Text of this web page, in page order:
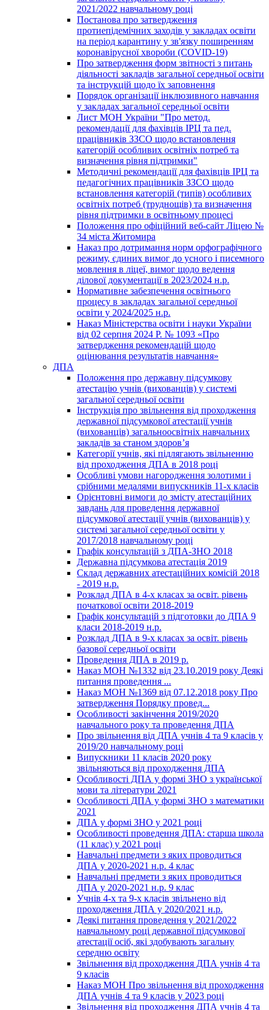
2021/2022 навчальному році
Постанова про затвердження
протиепідемічних заходів у закладах освіти
на період карантину у зв'язку поширенням
коронавірусної хвороби (COVID-19)
Про затвердження форм звітності з питань
діяльності закладів загальної середньої освіти
та інструкцій щодо їх заповнення
Порядок організації інклюзивного навчання
у закладах загальної середньої освіти
Лист МОН України "Про метод.
рекомендації для фахівців ІРЦ та пед.
працівників ЗЗСО щодо встановлення
категорій особливих освітніх потреб та
визначення рівня підтримки"
Методичні рекомендації для фахівців ІРЦ та
педагогічних працівників ЗЗСО щодо
встановлення категорій (типів) особливих
освітніх потреб (труднощів) та визначення
рівня підтримки в освітньому процесі
Положення про офіційний веб-сайт Ліцею №
34 міста Житомира
Наказ про дотримання норм орфографічного
режиму, єдиних вимог до усного і писемного
мовлення в ліцеї, вимог щодо ведення
ділової документації в 2023/2024 н.р.
Нормативне забезпечення освітнього
процесу в закладах загальної середньої
освіти у 2024/2025 н.р.
Наказ Міністерства освіти і науки України
від 02 серпня 2024 Р. № 1093 «Про
затвердження рекомендацій щодо
оцінювання результатів навчання»
ДПА
Положення про державну підсумкову
атестацію учнів (вихованців) у системі
загальної середньої освіти
Інструкція про звільнення від проходження
державної підсумкової атестації учнів
(вихованців) загальноосвітніх навчальних
закладів за станом здоров’я
Категорії учнів, які підлягають звільненню
від проходження ДПА в 2018 році
Особливі умови нагородження золотими і
срібними медалями випускників 11-х класів
Орієнтовні вимоги до змісту атестаційних
завдань для проведення державної
підсумкової атестації учнів (вихованців) у
системі загальної середньої освіти у
2017/2018 навчальному році
Графік консультацій з ДПА-ЗНО 2018
Державна підсумкова атестація 2019
Склад державних атестаційних комісій 2018
- 2019 н.р.
Розклад ДПА в 4-х класах за освіт. рівень
початкової освіти 2018-2019
Графік консультацій з підготовки до ДПА 9
класи 2018-2019 н.р.
Розклад ДПА в 9-х класах за освіт. рівень
базової середньої освіти
Проведення ДПА в 2019 р.
Наказ МОН №1332 від 23.10.2019 року Деякі
питання проведення ...
Наказ МОН №1369 від 07.12.2018 року Про
затвердження Порядку провед...
Особливості закінчення 2019/2020
навчального року та проведення ДПА
Про звільнення від ДПА учнів 4 та 9 класів у
2019/20 навчальному році
Випускники 11 класів 2020 року
звільняються від проходження ДПА
Особливості ДПА у формі ЗНО з української
мови та літератури 2021
Особливості ДПА у формі ЗНО з математики
2021
ДПА у формі ЗНО у 2021 році
Особливості проведення ДПА: старша школа
(11 клас) у 2021 році
Навчальні предмети з яких проводиться
ДПА у 2020-2021 н.р. 4 клас
Навчальні предмети з яких проводиться
ДПА у 2020-2021 н.р. 9 клас
Учнів 4-х та 9-х класів звільнено від
проходження ДПА у 2020/2021 н.р.
Деякі питання проведення у 2021/2022
навчальному році державної підсумкової
атестації осіб, які здобувають загальну
середню освіту
Звільнення від проходження ДПА учнів 4 та
9 класів
Наказ МОН Про звільнення від проходження
ДПА учнів 4 та 9 класів у 2023 році
Звільнення від проходження ДПА учнів 4 та